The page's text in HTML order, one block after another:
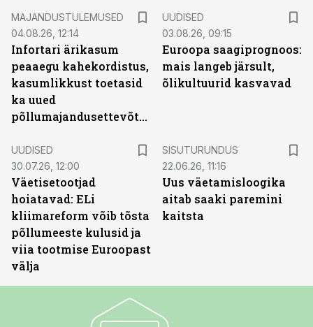
MAJANDUSTULEMUSED
04.08.26, 12:14
Infortari ärikasum
peaaegu kahekordistus,
kasumlikkust toetasid
ka uued
põllumajandusettevõtted
UUDISED
03.08.26, 09:15
Euroopa saagiprognoos:
mais langeb järsult,
õlikultuurid kasvavad
UUDISED
30.07.26, 12:00
Väetisetootjad
hoiatavad: ELi
kliimareform võib tõsta
põllumeeste kulusid ja
viia tootmise Euroopast
välja
SISUTURUNDUS
22.06.26, 11:16
Uus väetamisloogika
aitab saaki paremini
kaitsta